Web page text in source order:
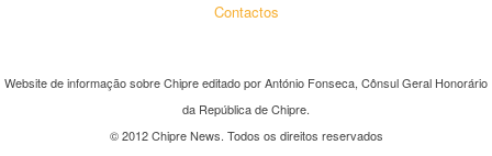
Contactos
Website de informação sobre Chipre editado por António Fonseca, Cônsul Geral Honorário
da República de Chipre.
© 2012 Chipre News. Todos os direitos reservados